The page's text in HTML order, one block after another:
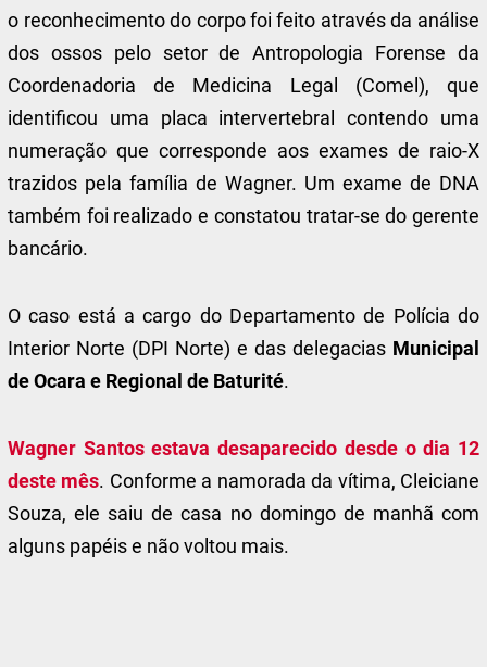
o reconhecimento do corpo foi feito através da análise
dos ossos pelo setor de Antropologia Forense da
Coordenadoria de Medicina Legal (Comel), que
identificou uma placa intervertebral contendo uma
numeração que corresponde aos exames de raio-X
trazidos pela família de Wagner. Um exame de DNA
também foi realizado e constatou tratar-se do gerente
bancário.
O caso está a cargo do Departamento de Polícia do
Interior Norte (DPI Norte) e das delegacias Municipal
de Ocara e Regional de Baturité.
Wagner Santos estava desaparecido desde o dia 12
deste mês. Conforme a namorada da vítima, Cleiciane
Souza, ele saiu de casa no domingo de manhã com
alguns papéis e não voltou mais.